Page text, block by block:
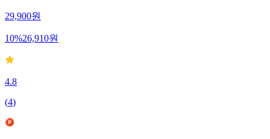
29,900원
10%26,910원
4.8
(4)